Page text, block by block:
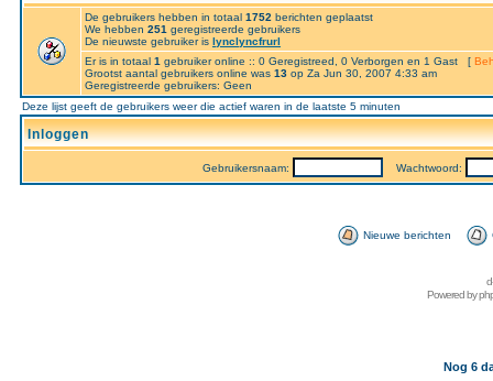
De gebruikers hebben in totaal 1752 berichten geplaatst
We hebben 251 geregistreerde gebruikers
De nieuwste gebruiker is lynclyncfrurl
Er is in totaal 1 gebruiker online :: 0 Geregistreed, 0 Verborgen en 1 Gast [
Grootst aantal gebruikers online was 13 op Za Jun 30, 2007 4:33 am
Geregistreerde gebruikers: Geen
Deze lijst geeft de gebruikers weer die actief waren in de laatste 5 minuten
Inloggen
Gebruikersnaam: Wachtwoord:
Nieuwe berichten
Powered by
Nog 6